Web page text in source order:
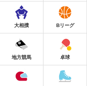
大相撲 Bリーグ
地方競馬 卓球